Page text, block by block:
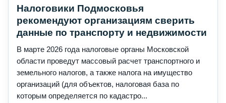
Налоговики Подмосковья
рекомендуют организациям сверить
данные по транспорту и недвижимости
В марте 2026 года налоговые органы Московской
области проведут массовый расчет транспортного и
земельного налогов, а также налога на имущество
организаций (для объектов, налоговая база по
которым определяется по кадастро...